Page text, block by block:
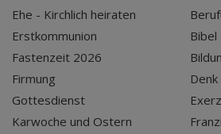
Ehe - Kirchlich heiraten
Erstkommunion
Fastenzeit 2026
Firmung
Gottesdienst
Karwoche und Ostern
Bibel